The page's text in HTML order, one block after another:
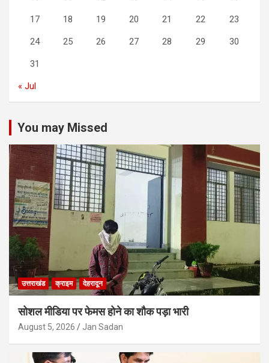
17 18 19 20 21 22 23
24 25 26 27 28 29 30
31
« Jul
You may Missed
उत्तराखंड क्राइम देहरादून
सोशल मीडिया पर फेमस होने का शौक पड़ा भारी
August 5, 2026 Jan Sadan